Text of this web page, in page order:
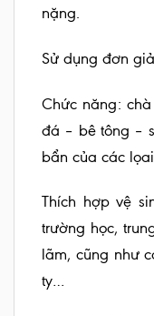
nặng.
Sử dụng đơn
Chức năng:
đá – bê tông –
bẩn của các
Thích hợp vệ
trường học,
lãm, cũng như
ty…